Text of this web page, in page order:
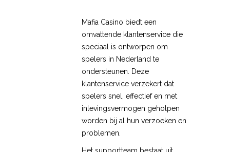
Mafia Casino biedt een
omvattende klantenservice die
speciaal is ontworpen om
spelers in Nederland te
ondersteunen. Deze
klantenservice verzekert dat
spelers snel, effectief en met
inlevingsvermogen geholpen
worden bij al hun verzoeken en
problemen.
Het supportteam bestaat uit